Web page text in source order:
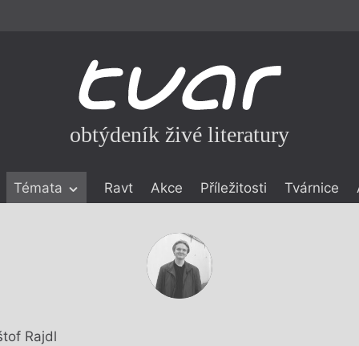
obtýdeník živé literatury
Témata Ravt Akce Příležitosti Tvárnice
Rajdl